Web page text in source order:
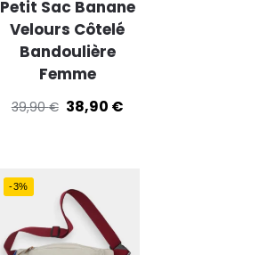
Petit Sac Banane
Velours Côtelé
Bandoulière
Femme
39,90€ 38,90 €
-3%